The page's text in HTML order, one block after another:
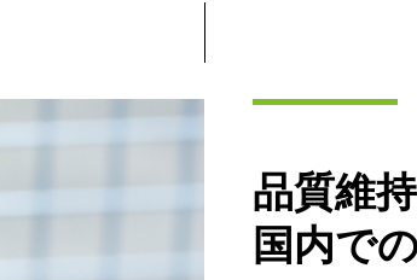
品質維
国内で